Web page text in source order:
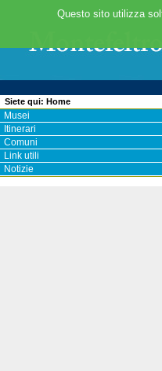
Siete qui: Home
Musei
Itinerari
Comuni
Link utili
Notizie
Questo sito utilizza